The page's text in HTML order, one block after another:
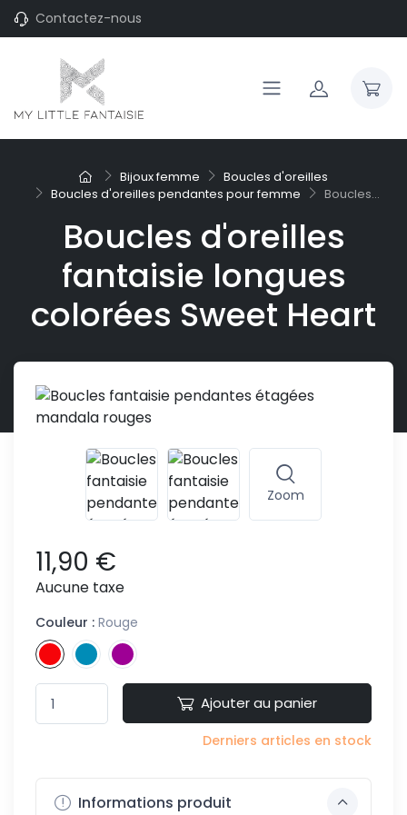
Contactez-nous
Bijoux femme
Boucles d'oreilles
Boucles d'oreilles pendantes pour femme
Boucles...
Boucles d'oreilles
fantaisie longues
colorées Sweet Heart
Zoom
11,90 €
Aucune taxe
Couleur : Rouge
Ajouter au panier
Derniers articles en stock
Informations produit